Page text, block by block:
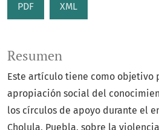
PDF XML
Resumen
Este artículo tiene como objetivo
apropiación social del
los círculos de apoyo durante el
Cholula, Puebla, sobre la